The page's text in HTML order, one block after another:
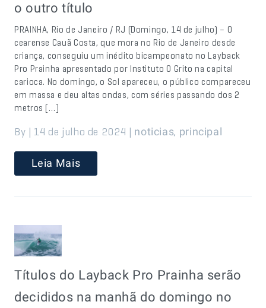
o outro título
PRAINHA, Rio de Janeiro / RJ (Domingo, 14 de julho) – O
cearense Cauã Costa, que mora no Rio de Janeiro desde
criança, conseguiu um inédito bicampeonato no Layback
Pro Prainha apresentado por Instituto O Grito na capital
carioca. No domingo, o Sol apareceu, o público compareceu
em massa e deu altas ondas, com séries passando dos 2
metros […]
By | 14 de julho de 2024 | noticias, principal
Leia Mais
Títulos do Layback Pro Prainha serão
decididos na manhã do domingo no